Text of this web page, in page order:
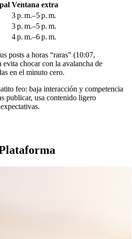
Ventana extra
3 p. m.–5 p. m.
3 p. m.–5 p. m.
4 p. m.–6 p. m.
posts a horas “raras” (10:07,
evita chocar con la avalancha de
en el minuto cero.
feo: baja interacción y competencia
publicar, usa contenido ligero